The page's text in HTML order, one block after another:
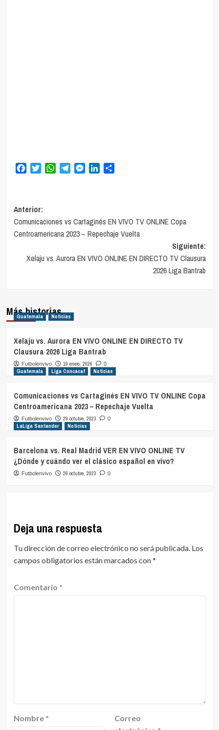
FacebookTwitterWhatsApp
TelegramMessenger
LinkedIn
Navegación
de
entradas
Anterior:
Comunicaciones vs Cartaginés EN VIVO TV ONLINE Copa
Centroamericana 2023 – Repechaje Vuelta
Siguiente:
Xelaju vs. Aurora EN VIVO ONLINE EN DIRECTO TV Clausura
2026 Liga Bantrab
Más historias
Guatemala Noticias
Xelaju vs. Aurora EN VIVO ONLINE EN DIRECTO TV
Clausura 2026 Liga Bantrab
Futbolenvivo 19 enero, 2026 0
Guatemala Liga Concacaf Noticias
Comunicaciones vs Cartaginés EN VIVO TV ONLINE Copa
Centroamericana 2023 – Repechaje Vuelta
Futbolenvivo 29 octubre, 2023 0
LaLiga Santander Noticias
Barcelona vs. Real Madrid VER EN VIVO ONLINE TV
¿Dónde y cuándo ver el clásico español en vivo?
Futbolenvivo 26 octubre, 2023 0
Deja una respuesta
Tu dirección de correo electrónico no será publicada. Los
campos obligatorios están marcados con*
Comentario *
Nombre *
Correo